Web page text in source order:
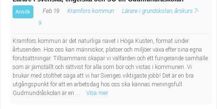
Ansök Feb 19 Kramfors kommun
Lärare i grundskolan, årskurs 7-
9
Kramfors kommun är det naturliga navet i Höga Kusten, format under
årtusenden. Hos oss kan människor, platser och miljöer växa efter sina egna
förutsättningar. Tillsammans skapar vi välfärden och ett fungerande samhälle
som är jämställt och rättvist för alla som bor och vistas i kommunen. Vi
brukar med stolthet säga att vi har Sveriges viktigaste jobb! Det är en bra
utgångspunkt för att en arbetsdag hos oss ska kännas meningsfull.
Gudmundråskolan är en ...
Visa mer